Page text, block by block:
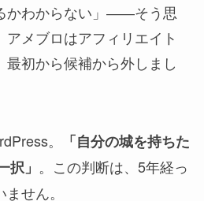
かわからない」――そう思
メブロはアフィリエイト
初から候補から外しまし
。
「自分の城を持ちた
」 。この判断は、5年経っ
せん。